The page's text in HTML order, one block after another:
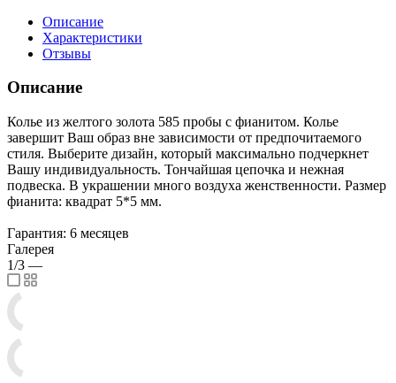
Описание
Характеристики
Отзывы
Описание
Колье из желтого золота 585 пробы с фианитом. Колье
завершит Ваш образ вне зависимости от предпочитаемого
стиля. Выберите дизайн, который максимально подчеркнет
Вашу индивидуальность. Тончайшая цепочка и нежная
подвеска. В украшении много воздуха женственности. Размер
фианита: квадрат 5*5 мм.
Гарантия: 6 месяцев
Галерея
1/3 —